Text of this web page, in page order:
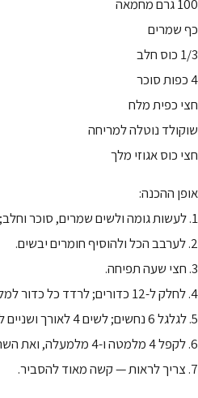
100 גרם מחמאה
כף שמרים
1/3 כוס חלב
4 כפות סוכר
חצי כפית מלח
שוקולד נוטלה למריחה
חצי כוס אגוזי מלך
אופן ההכנה:
1. לעשות גומה ולשים שמרים, סוכר וחלב; לתת לתסוס מעט.
2. לערבב הכל ולהוסיף חומרים יבשים.
3. חצי שעה תפיחה.
4. לחלק ל-12 כדורים; לרדד כל כדור למלבן ולמרוח שוקולד.
5. לגלגל 6 נחשים; לשים 4 לאורך ושניים לרוחב.
6. לקפל 4 מלמטה ו-4 מלמעלה, ואת השתיים לקפל למטה.
7. צריך לראות — קשה מאוד להסביר.